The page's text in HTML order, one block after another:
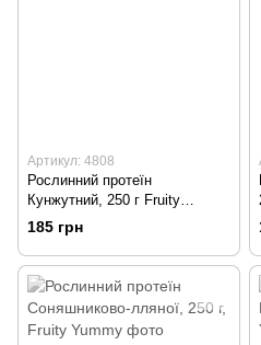
Артикул: 4808
Рослинний протеїн
Кунжутний, 250 г Fruity
Yummy
185 грн